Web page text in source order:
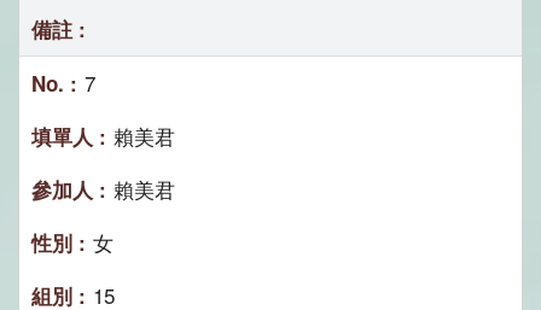
7
賴美君
賴美君
女
15